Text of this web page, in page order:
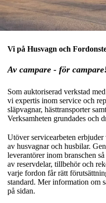
Vi på Husvagn och
Av campare - för
Som auktoriserad verkstad
vi expertis inom service och
släpvagnar, hästtransporter
Verksamheten grundades och
Utöver servicearbeten
av husvagnar och husbilar.
leverantörer inom branschen
av reservdelar, tillbehör och
varje fordon får rätt
standard. Mer information om
på sidan.